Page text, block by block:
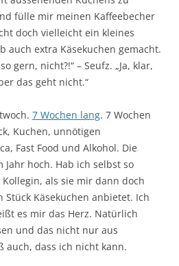
fülle mir meinen Kaffeebecher
doch vielleicht ein kleines
auch extra Käsekuchen gemacht.
gern, nicht?!“ – Seufz. „Ja, klar,
das geht nicht.“
7 Wochen lang. 7 Wochen
Kuchen, unnötigen
Fast Food und Alkohol. Die
hoch. Hab ich selbst so
als sie mir dann doch
Käsekuchen anbietet. Ich
es mir das Herz. Natürlich
und das nicht nur aus
auch, dass ich nicht kann.